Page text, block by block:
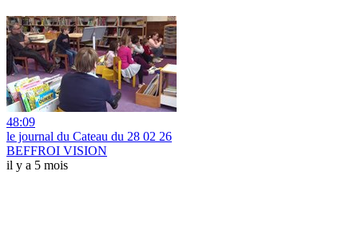
48:09
le journal du Cateau du 28 02 26
BEFFROI VISION
il y a 5 mois